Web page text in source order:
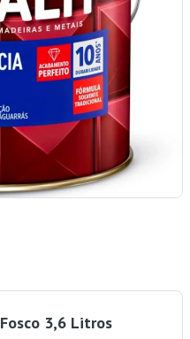
3,6 Litros